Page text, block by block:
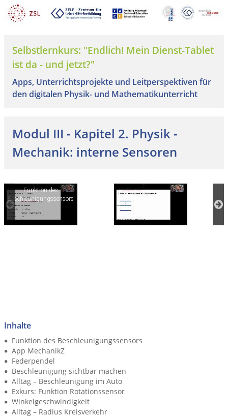
Selbstlernkurs: "Endlich! Mein Dienst-Tablet
ist da - und jetzt?"
Apps, Unterrichtsprojekte und Leitperspektiven für
den digitalen Physik- und Mathematikunterricht
Modul III - Kapitel 2. Physik -
Mechanik: interne Sensoren
Inhalte
Funktion des Beschleunigungssensors
App MechanikZ
Federpendel
Beschleunigung sichtbar machen
Alltag – Beschleunigung im Auto
Exkurs: Funktion Rotationssensor
Winkelgeschwindigkeit
Alltag – Radius Kreisverkehr